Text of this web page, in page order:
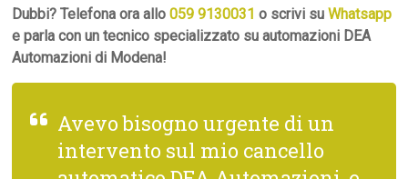
Dubbi? Telefona ora allo059 9130031 o scrivi suWhatsapp
e parla con un tecnico specializzato su automazioni DEA
Automazioni di Modena!
Avevo bisogno urgente di un
intervento sul mio cancello